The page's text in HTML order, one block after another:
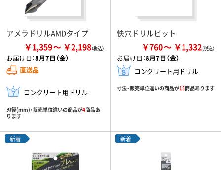
アメラドリルAMDタイプ
￥1,359 ￥2,198
お届け日：8月7日（金）
直送品
コンクリート用ドリル
刃径(mm)・販売単位違いの商品が4商品あ
ります
快穴ドリルビット
￥760 ￥1,332
お届け日：8月7日（金）
コンクリート用ドリル
寸法・販売単位違いの商品が15商品あります
新着 新着